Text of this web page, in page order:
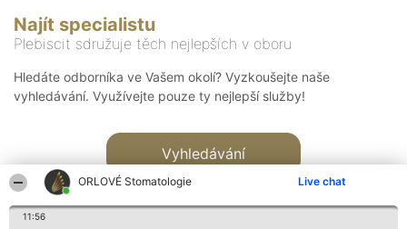
ORLOVÉ Stomatologie Live chat
11:56
Najít specialistu
Plebiscit sdružuje těch nejlepších v oboru
Hledáte odborníka ve Vašem okolí? Vyzkoušejte naše
vyhledávání. Využívejte pouze ty nejlepší služby!
Vyhledávání